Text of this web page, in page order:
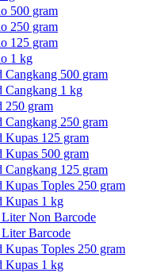
500 gram
250 gram
125 gram
1 kg
500 gram
Cangkang 1 kg
250 gram
250 gram
Kupas 125 gram
Kupas 500 gram
125 gram
Toples 250 gram
Kupas 1 kg
Non Barcode
Barcode
Toples 250 gram
Kupas 1 kg